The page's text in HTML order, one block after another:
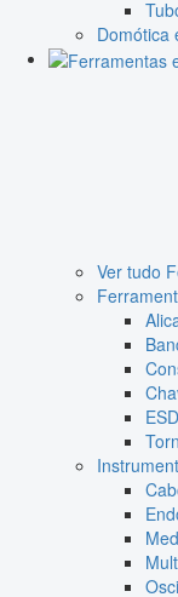
Domótica
Ver tudo